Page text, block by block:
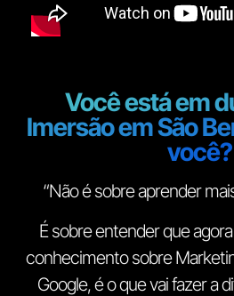
Você está em
Imersão em São
você?
“Não é sobre aprender
É sobre entender que
conhecimento sobre
Google, é o que vai fazer a